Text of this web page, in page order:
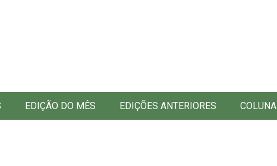
EDIÇÃO DO MÊS EDIÇÕES ANTERIORES